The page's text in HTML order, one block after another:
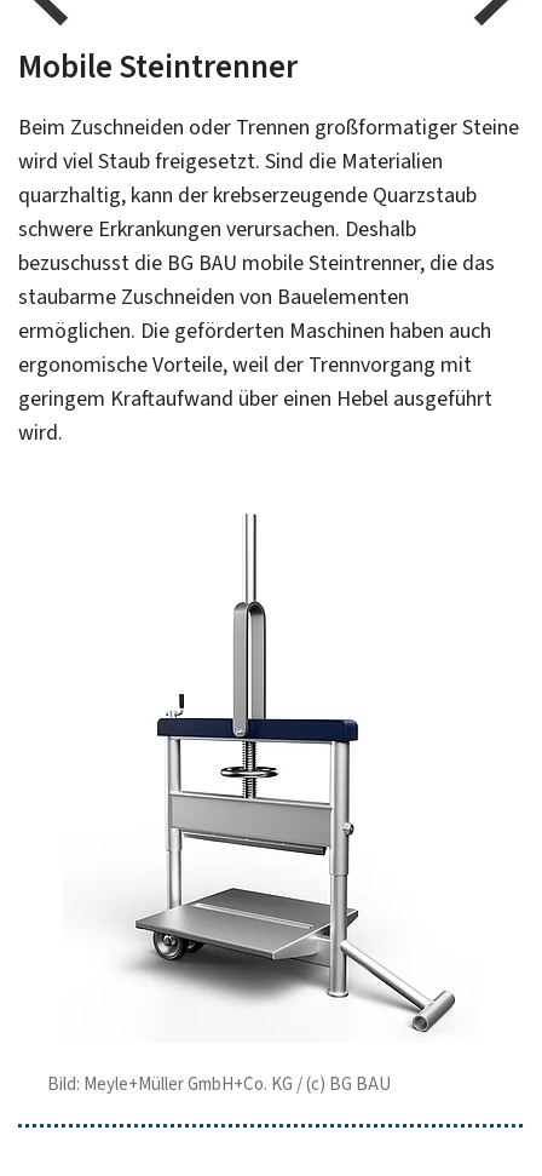
Mobile Steintrenner
Beim Zuschneiden oder Trennen großformatiger Steine
wird viel Staub freigesetzt. Sind die Materialien
quarzhaltig, kann der krebserzeugende Quarzstaub
schwere Erkrankungen verursachen. Deshalb
bezuschusst die BG BAU mobile Steintrenner, die das
staubarme Zuschneiden von Bauelementen
ermöglichen. Die geförderten Maschinen haben auch
ergonomische Vorteile, weil der Trennvorgang mit
geringem Kraftaufwand über einen Hebel ausgeführt
wird.
Bild: Meyle+Müller GmbH+Co. KG / (c) BG BAU